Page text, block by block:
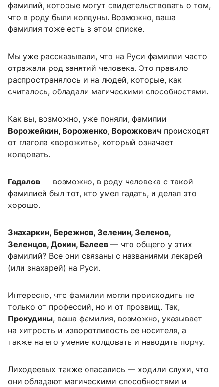
фамилий, которые могут свидетельствовать о том,
что в роду были колдуны. Возможно, ваша
фамилия тоже есть в этом списке.
Мы уже рассказывали, что на Руси фамилии часто
отражали род занятий человека. Это правило
распространялось и на людей, которые, как
считалось, обладали магическими способностями.
Как вы, возможно, уже поняли, фамилии
Ворожейкин, Вороженко, Ворожкович происходят
от глагола «ворожить», который означает
колдовать.
Гадалов — возможно, в роду человека с такой
фамилией был тот, кто умел гадать, и делал это
хорошо.
Знахаркин, Бережнов, Зеленин, Зеленов,
Зеленцов, Докин, Балеев — что общего у этих
фамилий? Все они связаны с названиями лекарей
(или знахарей) на Руси.
Интересно, что фамилии могли происходить не
только от профессий, но и от прозвищ. Так,
Прокудины, ваша фамилия, возможно, указывает
на хитрость и изворотливость ее носителя, а
также на его умение колдовать и наводить порчу.
Лиходеевых также опасались — ходили слухи, что
они обладают магическими способностями и